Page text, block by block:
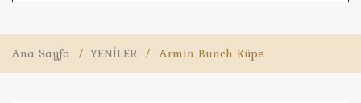
Ana Sayfa / YENİLER / Armin Bunch Küpe